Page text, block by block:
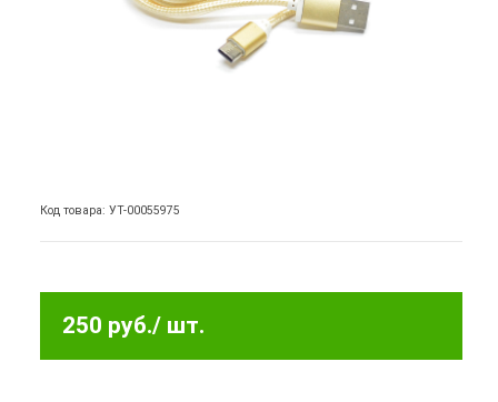
Код товара: УТ-00055975
250 руб./ шт.